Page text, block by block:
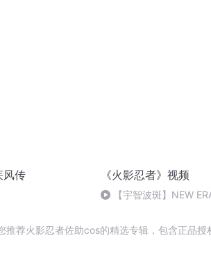
风传 《火影忍者》视频
【宇智波斑】NEW
推荐火影忍者佐助cos的精选专辑，包含正品